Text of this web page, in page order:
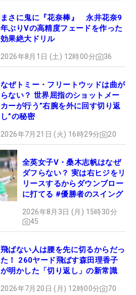
まさに鬼に『花奈棒』 永井花奈9
年ぶりVの高精度フェードを作った
効果絶大ドリル
2026年8月1日 (土) 12時00分 36
なぜトミー・フリートウッドは曲が
らない？ 世界屈指のショットメー
カーが行う”右腕を外に回す切り返
し”の秘密
2026年7月21日 (火) 16時29分 20
全英女子V・桑木志帆はなぜ
ダフらない？ 実は右ヒジをリ
リースするからダウンブロー
に打てる #優勝者のスイング
2026年8月3日 (月) 15時30分
45
飛ばない人は腰を先に切るからだっ
た！ 260ヤード飛ばす森田理香子
が明かした「切り返し」の新常識
2026年7月20日 (月) 12時00分 70